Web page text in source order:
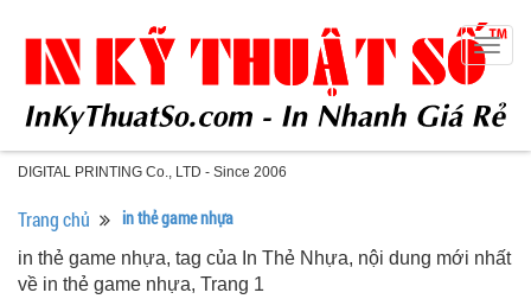
DIGITAL PRINTING Co., LTD - Since 2006
Trang chủ in thẻ game nhựa
in thẻ game nhựa, tag của In Thẻ Nhựa, nội dung mới nhất
về in thẻ game nhựa, Trang 1